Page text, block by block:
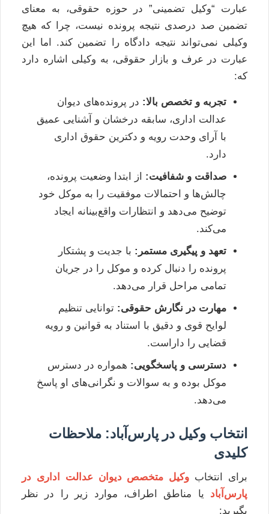
عبارت “وکیل تضمینی” در حوزه حقوقی، به معنای
تضمین صد درصدی نتیجه پرونده نیست، چرا که هیچ
وکیلی نمی‌تواند نتیجه دادگاه را تضمین کند. اما این
عبارت در عرف و بازار حقوقی، به وکیلی اشاره دارد
که:
تجربه و تخصص بالا: در پرونده‌های دیوان
عدالت اداری، سابقه درخشان و آشنایی عمیق
با آرای وحدت رویه و دکترین حقوق اداری
دارد.
صداقت و شفافیت: از ابتدا وضعیت پرونده،
چالش‌ها و احتمالات موفقیت را به موکل خود
توضیح می‌دهد و انتظارات واقع‌بینانه ایجاد
می‌کند.
تعهد و پیگیری مستمر: با جدیت و پشتکار
پرونده را دنبال کرده و موکل را در جریان
تمامی مراحل قرار می‌دهد.
مهارت در نگارش حقوقی: توانایی تنظیم
لوایح قوی و دقیق با استناد به قوانین و رویه
قضایی را داراست.
دسترسی و پاسخگویی: همواره در دسترس
موکل بوده و به سوالات و نگرانی‌های او پاسخ
می‌دهد.
انتخاب وکیل در پارس‌آباد: ملاحظات
کلیدی
برای انتخاب وکیل متخصص دیوان عدالت اداری در
پارس‌آباد یا مناطق اطراف، موارد زیر را در نظر
بگیرید: